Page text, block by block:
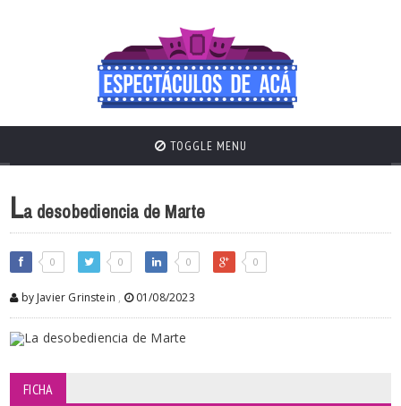
TOGGLE MENU
La desobediencia de Marte
0 0 0 0
by Javier Grinstein , 01/08/2023
FICHA